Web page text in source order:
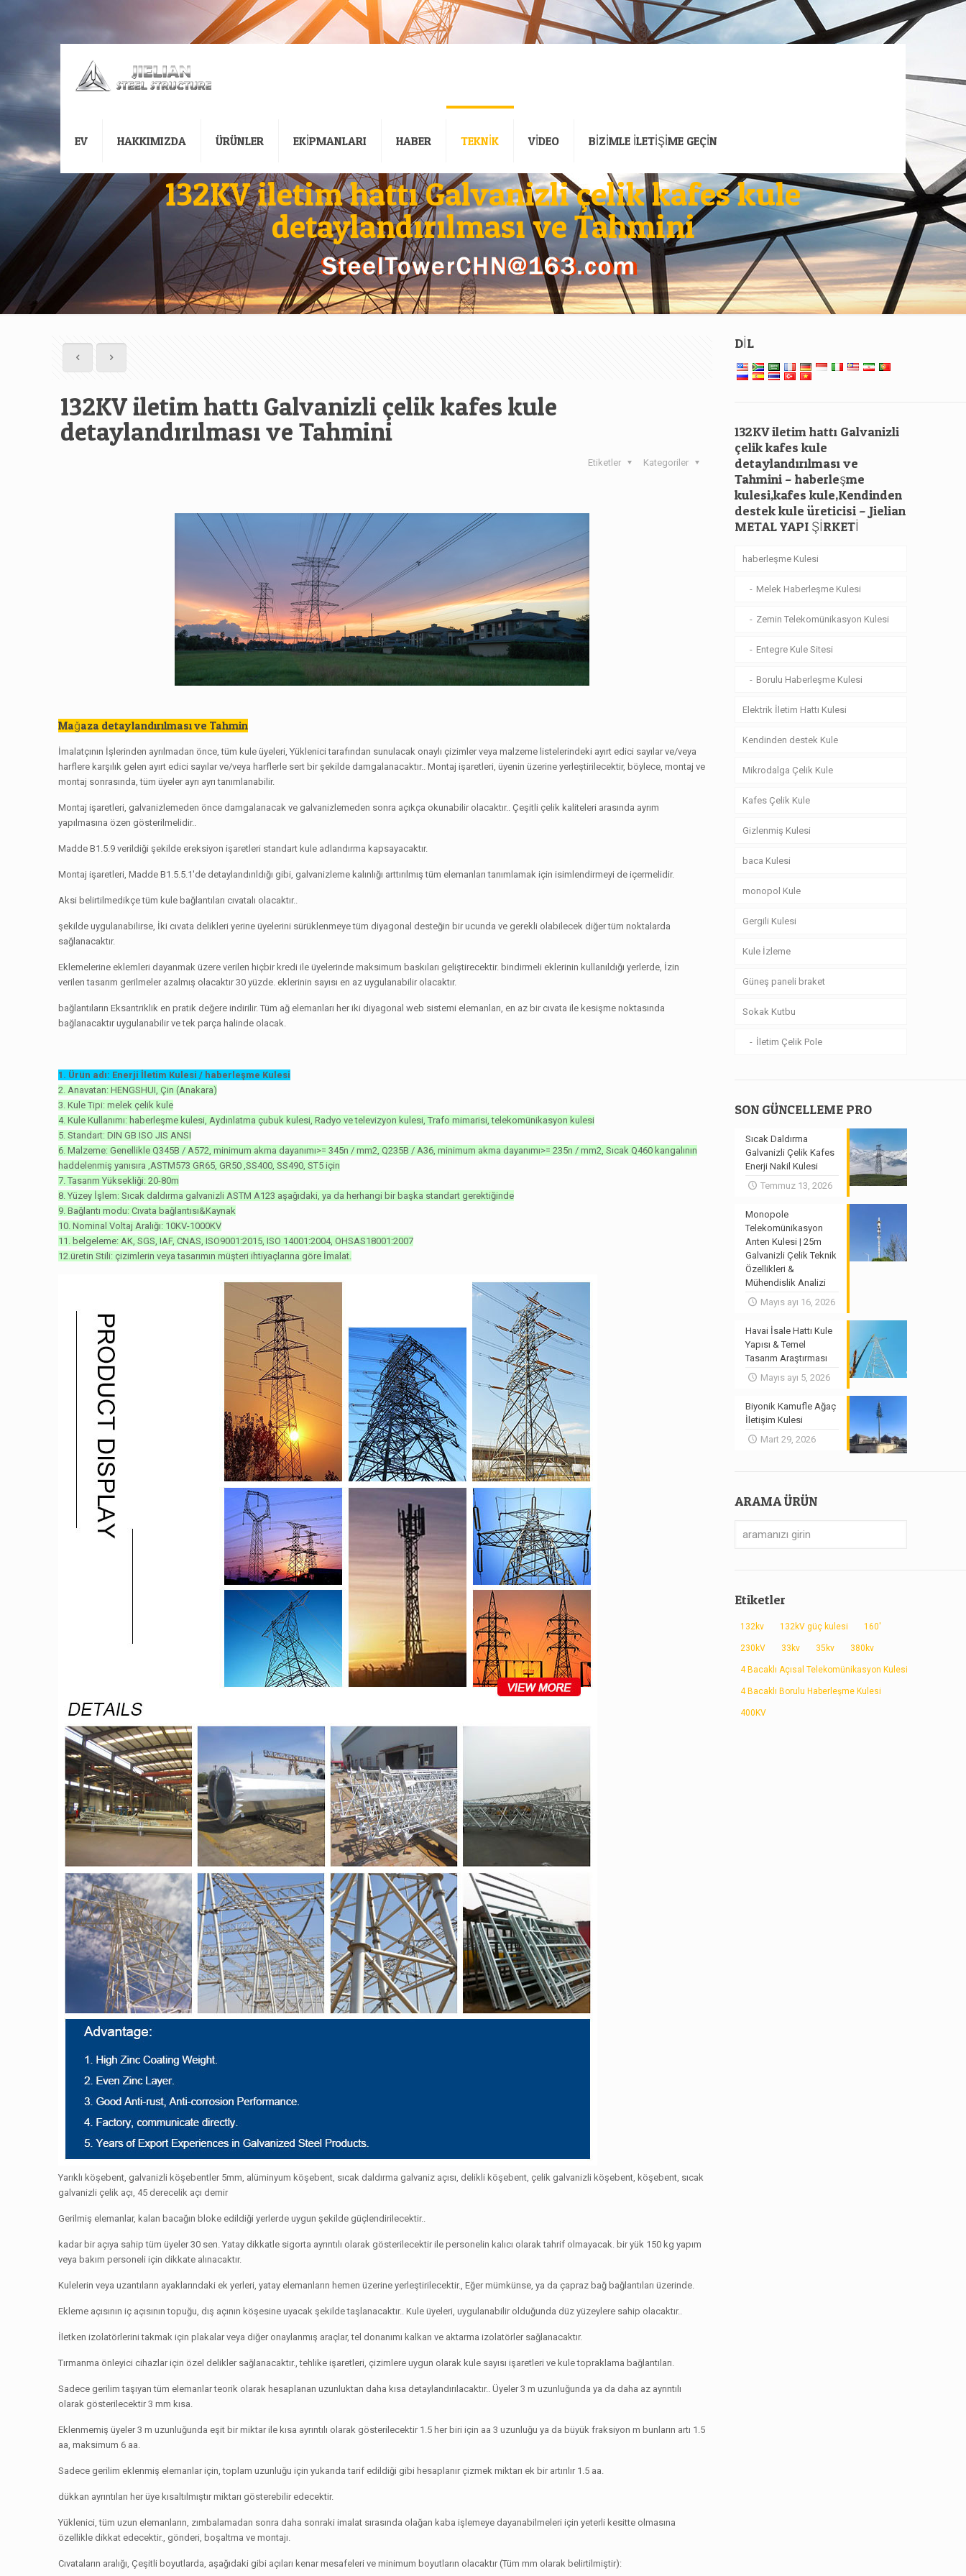
EV HAKKIMIZDA ÜRÜNLER EKİPMANLARI HABER TEKNİK VİDEO BİZİMLE İLETİŞİME GEÇİN
132KV iletim hattı Galvanizli çelik kafes kule
detaylandırılması ve Tahmini
132KV iletim hattı Galvanizli çelik kafes kule
detaylandırılması ve Tahmini
Kategoriler
Etiketler
Mağaza detaylandırılması ve Tahmin
İmalatçının İşlerinden ayrılmadan önce, tüm kule üyeleri, Yüklenici tarafından sunulacak onaylı çizimler veya malzeme listelerindeki ayırt edici sayılar ve/veya
harflere karşılık gelen ayırt edici sayılar ve/veya harflerle sert bir şekilde damgalanacaktır.. Montaj işaretleri, üyenin üzerine yerleştirilecektir, böylece, montaj ve
montaj sonrasında, tüm üyeler ayrı ayrı tanımlanabilir.
Montaj işaretleri, galvanizlemeden önce damgalanacak ve galvanizlemeden sonra açıkça okunabilir olacaktır.. Çeşitli çelik kaliteleri arasında ayrım
yapılmasına özen gösterilmelidir..
Madde B1.5.9 verildiği şekilde ereksiyon işaretleri standart kule adlandırma kapsayacaktır.
Montaj işaretleri, Madde B1.5.5.1'de detaylandırıldığı gibi, galvanizleme kalınlığı arttırılmış tüm elemanları tanımlamak için isimlendirmeyi de içermelidir.
Aksi belirtilmedikçe tüm kule bağlantıları cıvatalı olacaktır..
şekilde uygulanabilirse, İki cıvata delikleri yerine üyelerini sürüklenmeye tüm diyagonal desteğin bir ucunda ve gerekli olabilecek diğer tüm noktalarda
sağlanacaktır.
Eklemelerine eklemleri dayanmak üzere verilen hiçbir kredi ile üyelerinde maksimum baskıları geliştirecektir. bindirmeli eklerinin kullanıldığı yerlerde, İzin
verilen tasarım gerilmeler azalmış olacaktır 30 yüzde. eklerinin sayısı en az uygulanabilir olacaktır.
bağlantıların Eksantriklik en pratik değere indirilir. Tüm ağ elemanları her iki diyagonal web sistemi elemanları, en az bir cıvata ile kesişme noktasında
bağlanacaktır uygulanabilir ve tek parça halinde olacak.
1. Ürün adı: Enerji İletim Kulesi / haberleşme Kulesi
2. Anavatan: HENGSHUI, Çin (Anakara)
3. Kule Tipi: melek çelik kule
4. Kule Kullanımı: haberleşme kulesi, Aydınlatma çubuk kulesi, Radyo ve televizyon kulesi, Trafo mimarisi, telekomünikasyon kulesi
5. Standart: DIN GB ISO JIS ANSI
6. Malzeme: Genellikle Q345B / A572, minimum akma dayanımı>= 345n / mm2, Q235B / A36, minimum akma dayanımı>= 235n / mm2, Sıcak Q460 kangalının
haddelenmiş yanısıra ,ASTM573 GR65, GR50 ,SS400, SS490, ST5 için
7. Tasarım Yüksekliği: 20-80m
8. Yüzey İşlem: Sıcak daldırma galvanizli ASTM A123 aşağıdaki, ya da herhangi bir başka standart gerektiğinde
9. Bağlantı modu: Cıvata bağlantısı&Kaynak
10. Nominal Voltaj Aralığı: 10KV-1000KV
11. belgeleme: AK, SGS, IAF, CNAS, ISO9001:2015, ISO 14001:2004, OHSAS18001:2007
12.üretin Stili: çizimlerin veya tasarımın müşteri ihtiyaçlarına göre İmalat.
Yarıklı köşebent, galvanizli köşebentler 5mm, alüminyum köşebent, sıcak daldırma galvaniz açısı, delikli köşebent, çelik galvanizli köşebent, köşebent, sıcak
galvanizli çelik açı, 45 derecelik açı demir
Gerilmiş elemanlar, kalan bacağın bloke edildiği yerlerde uygun şekilde güçlendirilecektir..
kadar bir açıya sahip tüm üyeler 30 sen. Yatay dikkatle sigorta ayrıntılı olarak gösterilecektir ile personelin kalıcı olarak tahrif olmayacak. bir yük 150 kg yapım
veya bakım personeli için dikkate alınacaktır.
Kulelerin veya uzantıların ayaklarındaki ek yerleri, yatay elemanların hemen üzerine yerleştirilecektir., Eğer mümkünse, ya da çapraz bağ bağlantıları üzerinde.
Ekleme açısının iç açısının topuğu, dış açının köşesine uyacak şekilde taşlanacaktır.. Kule üyeleri, uygulanabilir olduğunda düz yüzeylere sahip olacaktır..
İletken izolatörlerini takmak için plakalar veya diğer onaylanmış araçlar, tel donanımı kalkan ve aktarma izolatörler sağlanacaktır.
Tırmanma önleyici cihazlar için özel delikler sağlanacaktır., tehlike işaretleri, çizimlere uygun olarak kule sayısı işaretleri ve kule topraklama bağlantıları.
Sadece gerilim taşıyan tüm elemanlar teorik olarak hesaplanan uzunluktan daha kısa detaylandırılacaktır.. Üyeler 3 m uzunluğunda ya da daha az ayrıntılı
olarak gösterilecektir 3 mm kısa.
Eklenmemiş üyeler 3 m uzunluğunda eşit bir miktar ile kısa ayrıntılı olarak gösterilecektir 1.5 her biri için aa 3 uzunluğu ya da büyük fraksiyon m bunların artı 1.5
aa, maksimum 6 aa.
Sadece gerilim eklenmiş elemanlar için, toplam uzunluğu için yukarıda tarif edildiği gibi hesaplanır çizmek miktarı ek bir artırılır 1.5 aa.
dükkan ayrıntıları her üye kısaltılmıştır miktarı gösterebilir edecektir.
Yüklenici, tüm uzun elemanların, zımbalamadan sonra daha sonraki imalat sırasında olağan kaba işlemeye dayanabilmeleri için yeterli kesitte olmasına
özellikle dikkat edecektir., gönderi, boşaltma ve montajı.
Cıvataların aralığı, Çeşitli boyutlarda, aşağıdaki gibi açıları kenar mesafeleri ve minimum boyutların olacaktır (Tüm mm olarak belirtilmiştir):
DİL
132KV iletim hattı Galvanizli
çelik kafes kule
detaylandırılması ve
Tahmini – haberleşme
kulesi,kafes kule,Kendinden
destek kule üreticisi – Jielian
METAL YAPI ŞİRKETİ
haberleşme Kulesi
Melek Haberleşme Kulesi
Zemin Telekomünikasyon Kulesi
Entegre Kule Sitesi
Borulu Haberleşme Kulesi
Elektrik İletim Hattı Kulesi
Kendinden destek Kule
Mikrodalga Çelik Kule
Kafes Çelik Kule
Gizlenmiş Kulesi
baca Kulesi
monopol Kule
Gergili Kulesi
Kule İzleme
Güneş paneli braket
Sokak Kutbu
İletim Çelik Pole
SON GÜNCELLEME PRO
Sıcak Daldırma
Galvanizli Çelik Kafes
Enerji Nakil Kulesi
Temmuz 13, 2026
Monopole
Telekomünikasyon
Anten Kulesi | 25m
Galvanizli Çelik Teknik
Özellikleri &
Mühendislik Analizi
Mayıs ayı 16, 2026
Havai İsale Hattı Kule
Yapısı & Temel
Tasarım Araştırması
Mayıs ayı 5, 2026
Biyonik Kamufle Ağaç
İletişim Kulesi
Mart 29, 2026
ARAMA ÜRÜN
Etiketler
132kv 132kV güç kulesi 160'
230kV 33kv 35kv 380kv
4 Bacaklı Açısal Telekomünikasyon Kulesi
4 Bacaklı Borulu Haberleşme Kulesi
400KV